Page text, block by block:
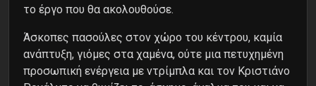
το έργο που θα ακολουθούσε.
Άσκοπες πασούλες στον χώρο του κέντρου, καμία
ανάπτυξη, γιόμες στα χαμένα, ούτε μια πετυχημένη
προσωπική ενέργεια με ντρίμπλα και τον Κριστιάνο